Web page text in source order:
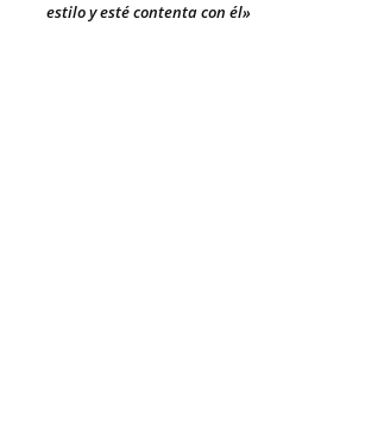
estilo y esté contenta con él»